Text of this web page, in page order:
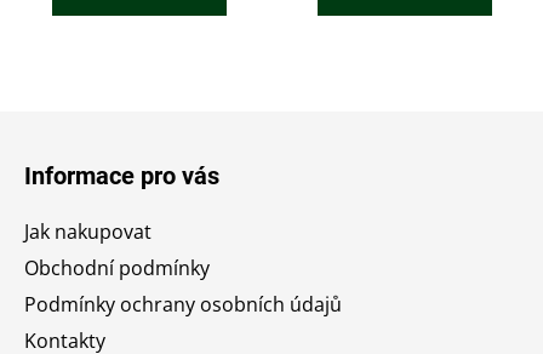
Informace pro vás
Jak nakupovat
Obchodní podmínky
Podmínky ochrany osobních údajů
Kontakty